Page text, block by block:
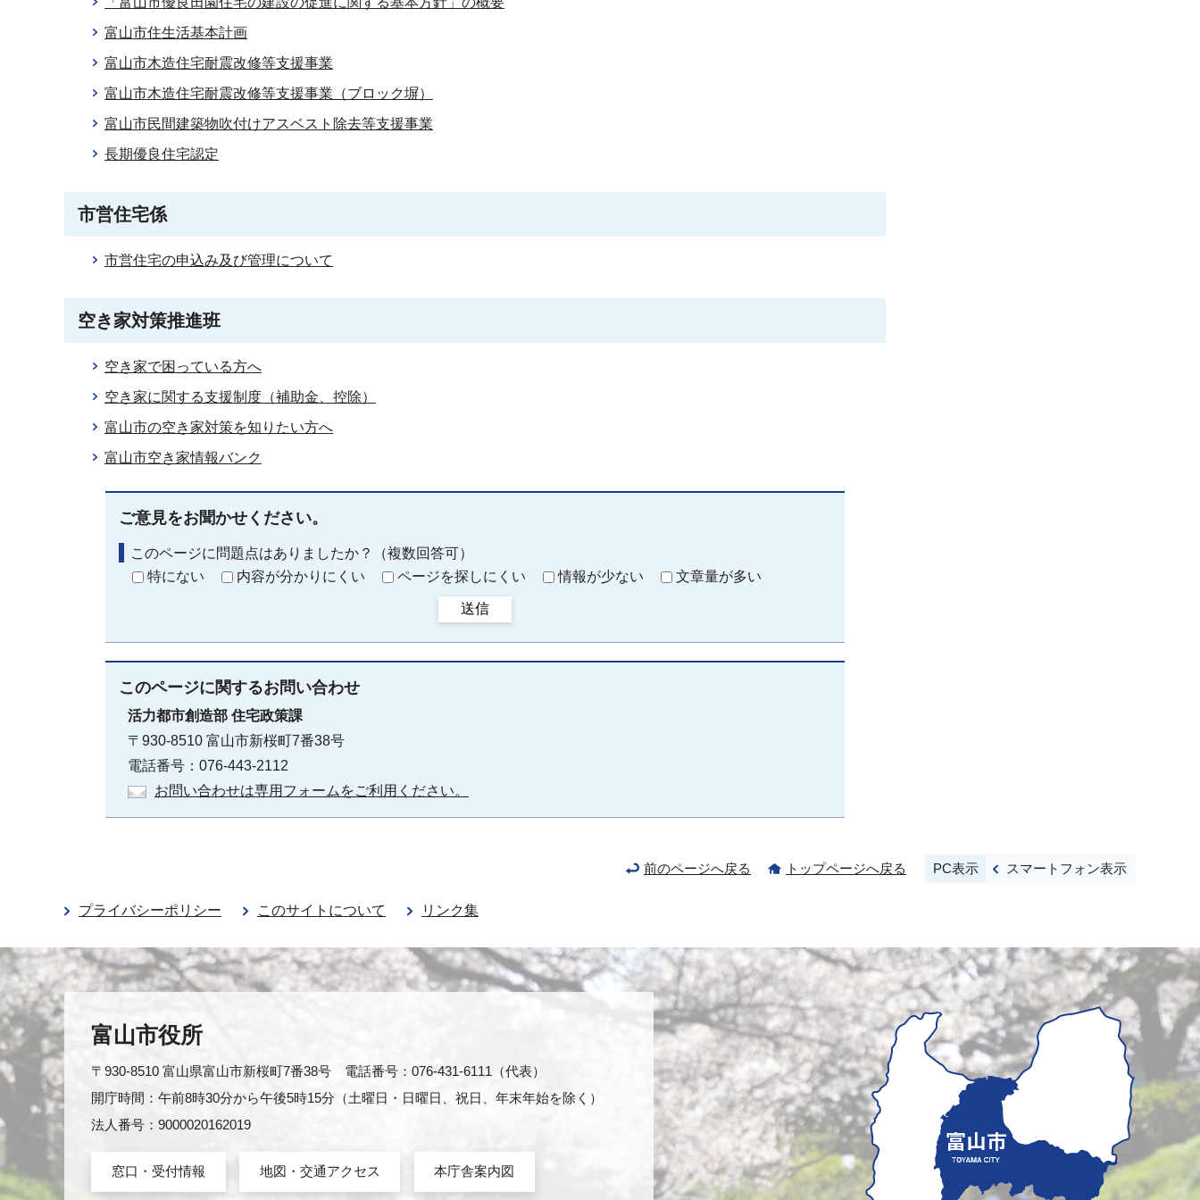
富山市住生活基本計画
富山市木造住宅耐震改修等支援事業
富山市木造住宅耐震改修等支援事業（ブロック塀）
富山市民間建築物吹付けアスベスト除去等支援事業
長期優良住宅認定
市営住宅係
市営住宅の申込み及び管理について
空き家対策推進班
空き家で困っている方へ
空き家に関する支援制度（補助金、控除）
富山市の空き家対策を知りたい方へ
富山市空き家情報バンク
ご意見をお聞かせください。
このページに問題点はありましたか？（複数回答可）
特にない
内容が分かりにくい ページを探しにくい 情報が少ない 文章量が多い
送信
このページに関するお問い合わせ
活力都市創造部 住宅政策課
〒930-8510 富山市新桜町7番38号
電話番号：076-443-2112
お問い合わせは専用フォームをご利用ください。
前のページへ戻る トップページへ戻る PC表示 スマートフォン表示
プライバシーポリシー このサイトについて リンク集
富山市役所
〒930-8510 富山県富山市新桜町7番38号 電話番号：076-431-6111（代表）
開庁時間：午前8時30分から午後5時15分（土曜日・日曜日、祝日、年末年始を除く）
法人番号：9000020162019
窓口・受付情報 地図・交通アクセス 本庁舎案内図